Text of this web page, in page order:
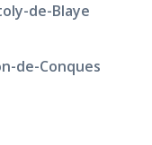
de-Blaye
de-Conques